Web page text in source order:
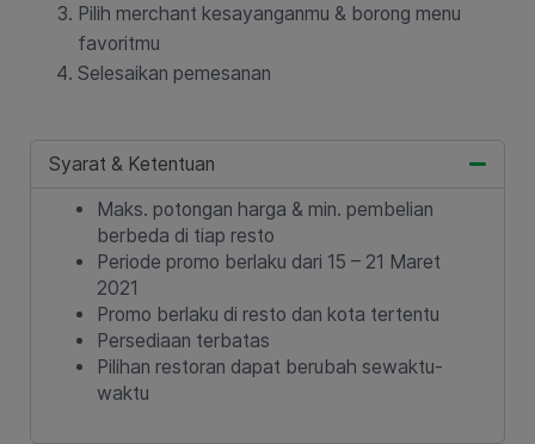
Pilih merchant kesayanganmu & borong menu
favoritmu
Selesaikan pemesanan
Syarat & Ketentuan
Maks. potongan harga & min. pembelian
berbeda di tiap resto
Periode promo berlaku dari 15 – 21 Maret
2021
Promo berlaku di resto dan kota tertentu
Persediaan terbatas
Pilihan restoran dapat berubah sewaktu-
waktu